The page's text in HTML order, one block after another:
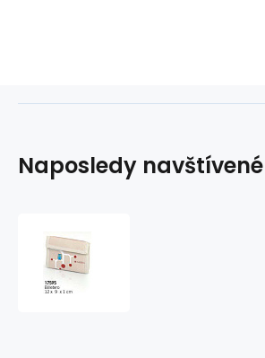
Naposledy